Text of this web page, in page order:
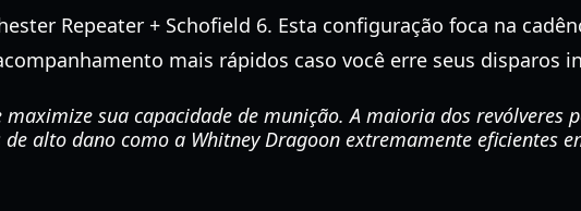
Repeater + Schofield 6. Esta configuração foca na
mais rápidos caso você erre seus disparos
maximize sua capacidade de munição. A maioria dos revólveres
de alto dano como a Whitney Dragoon extremamente eficientes